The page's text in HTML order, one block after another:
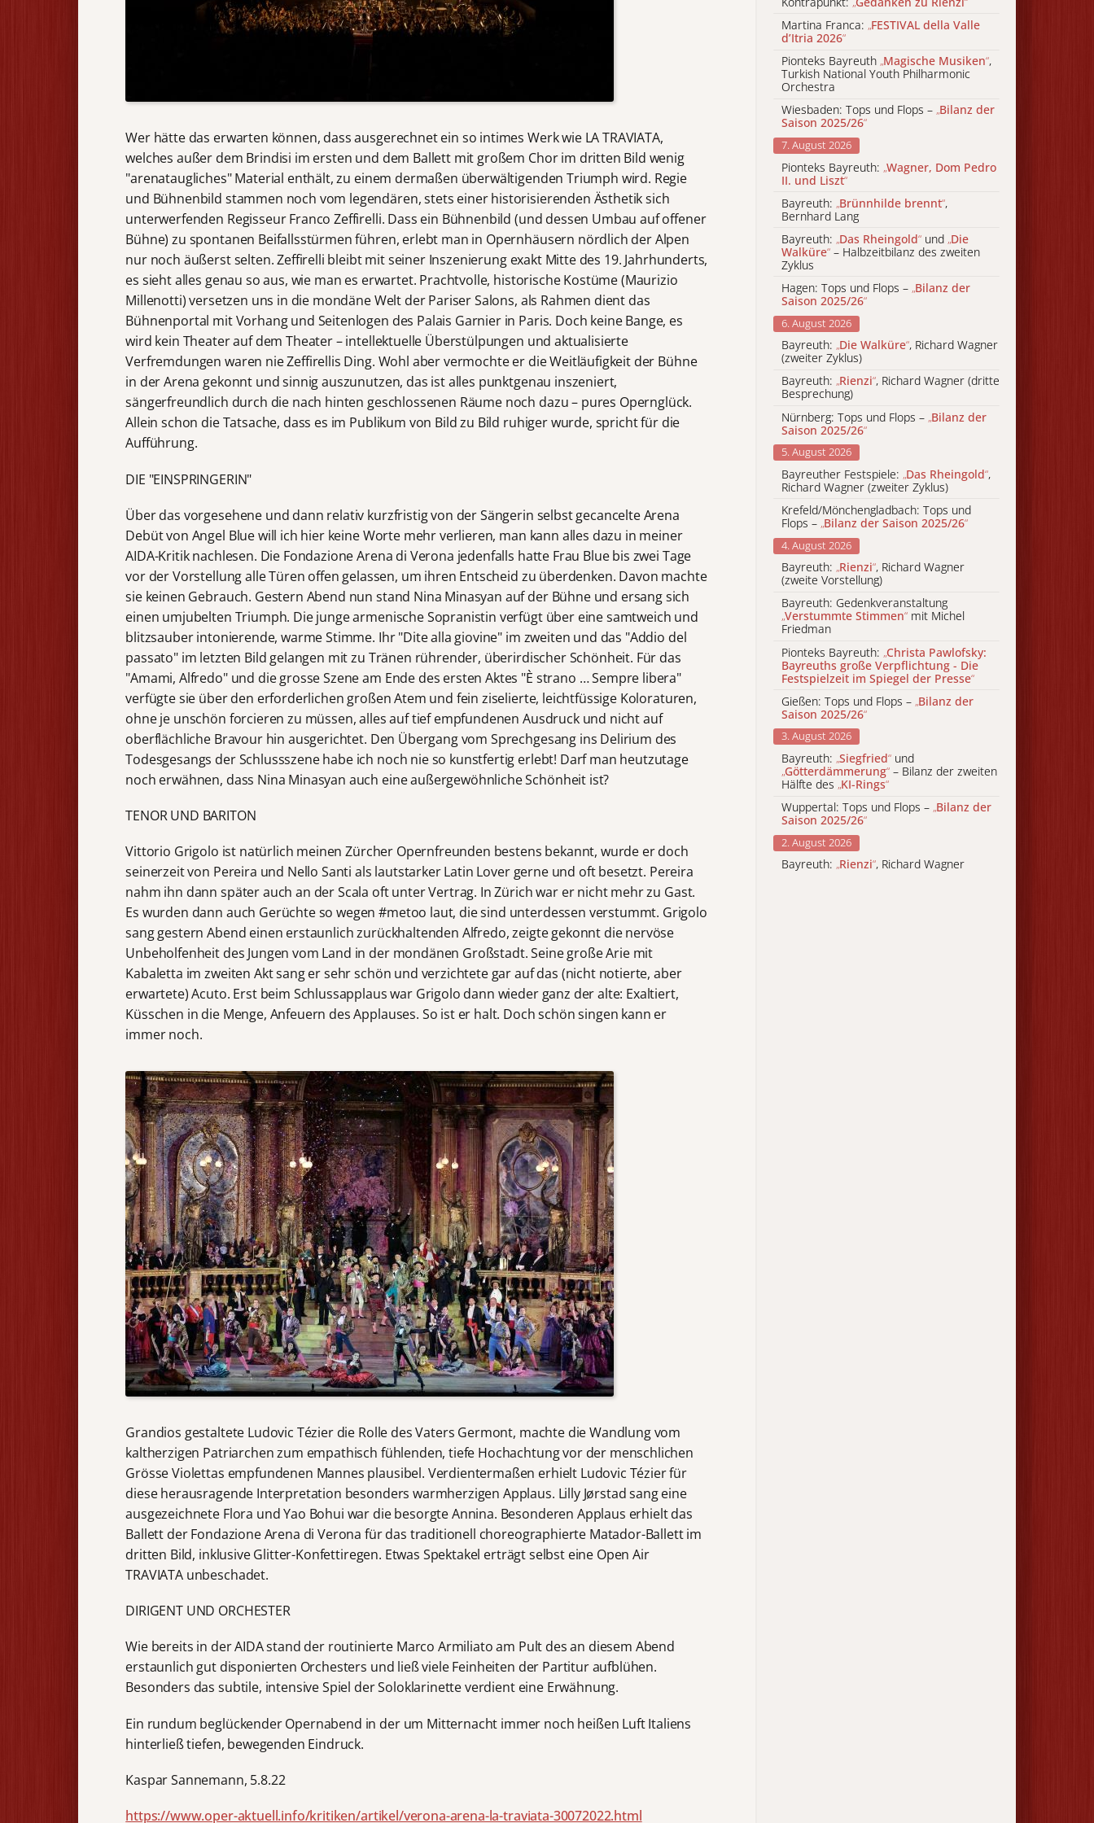
Wer hätte das erwarten können, dass ausgerechnet ein so intimes Werk wie LA TRAVIATA,
welches außer dem Brindisi im ersten und dem Ballett mit großem Chor im dritten Bild wenig
"arenataugliches" Material enthält, zu einem dermaßen überwältigenden Triumph wird. Regie
und Bühnenbild stammen noch vom legendären, stets einer historisierenden Ästhetik sich
unterwerfenden Regisseur Franco Zeffirelli. Dass ein Bühnenbild (und dessen Umbau auf offener
Bühne) zu spontanen Beifallsstürmen führen, erlebt man in Opernhäusern nördlich der Alpen
nur noch äußerst selten. Zeffirelli bleibt mit seiner Inszenierung exakt Mitte des 19. Jahrhunderts,
es sieht alles genau so aus, wie man es erwartet. Prachtvolle, historische Kostüme (Maurizio
Millenotti) versetzen uns in die mondäne Welt der Pariser Salons, als Rahmen dient das
Bühnenportal mit Vorhang und Seitenlogen des Palais Garnier in Paris. Doch keine Bange, es
wird kein Theater auf dem Theater – intellektuelle Überstülpungen und aktualisierte
Verfremdungen waren nie Zeffirellis Ding. Wohl aber vermochte er die Weitläufigkeit der Bühne
in der Arena gekonnt und sinnig auszunutzen, das ist alles punktgenau inszeniert,
sängerfreundlich durch die nach hinten geschlossenen Räume noch dazu – pures Opernglück.
Allein schon die Tatsache, dass es im Publikum von Bild zu Bild ruhiger wurde, spricht für die
Aufführung.
DIE "EINSPRINGERIN"
Über das vorgesehene und dann relativ kurzfristig von der Sängerin selbst gecancelte Arena
Debüt von Angel Blue will ich hier keine Worte mehr verlieren, man kann alles dazu in meiner
AIDA-Kritik nachlesen. Die Fondazione Arena di Verona jedenfalls hatte Frau Blue bis zwei Tage
vor der Vorstellung alle Türen offen gelassen, um ihren Entscheid zu überdenken. Davon machte
sie keinen Gebrauch. Gestern Abend nun stand Nina Minasyan auf der Bühne und ersang sich
einen umjubelten Triumph. Die junge armenische Sopranistin verfügt über eine samtweich und
blitzsauber intonierende, warme Stimme. Ihr "Dite alla giovine" im zweiten und das "Addio del
passato" im letzten Bild gelangen mit zu Tränen rührender, überirdischer Schönheit. Für das
"Amami, Alfredo" und die grosse Szene am Ende des ersten Aktes "È strano … Sempre libera"
verfügte sie über den erforderlichen großen Atem und fein ziselierte, leichtfüssige Koloraturen,
ohne je unschön forcieren zu müssen, alles auf tief empfundenen Ausdruck und nicht auf
oberflächliche Bravour hin ausgerichtet. Den Übergang vom Sprechgesang ins Delirium des
Todesgesangs der Schlussszene habe ich noch nie so kunstfertig erlebt! Darf man heutzutage
noch erwähnen, dass Nina Minasyan auch eine außergewöhnliche Schönheit ist?
TENOR UND BARITON
Vittorio Grigolo ist natürlich meinen Zürcher Opernfreunden bestens bekannt, wurde er doch
seinerzeit von Pereira und Nello Santi als lautstarker Latin Lover gerne und oft besetzt. Pereira
nahm ihn dann später auch an der Scala oft unter Vertrag. In Zürich war er nicht mehr zu Gast.
Es wurden dann auch Gerüchte so wegen #metoo laut, die sind unterdessen verstummt. Grigolo
sang gestern Abend einen erstaunlich zurückhaltenden Alfredo, zeigte gekonnt die nervöse
Unbeholfenheit des Jungen vom Land in der mondänen Großstadt. Seine große Arie mit
Kabaletta im zweiten Akt sang er sehr schön und verzichtete gar auf das (nicht notierte, aber
erwartete) Acuto. Erst beim Schlussapplaus war Grigolo dann wieder ganz der alte: Exaltiert,
Küsschen in die Menge, Anfeuern des Applauses. So ist er halt. Doch schön singen kann er
immer noch.
Grandios gestaltete Ludovic Tézier die Rolle des Vaters Germont, machte die Wandlung vom
kaltherzigen Patriarchen zum empathisch fühlenden, tiefe Hochachtung vor der menschlichen
Grösse Violettas empfundenen Mannes plausibel. Verdientermaßen erhielt Ludovic Tézier für
diese herausragende Interpretation besonders warmherzigen Applaus. Lilly Jørstad sang eine
ausgezeichnete Flora und Yao Bohui war die besorgte Annina. Besonderen Applaus erhielt das
Ballett der Fondazione Arena di Verona für das traditionell choreographierte Matador-Ballett im
dritten Bild, inklusive Glitter-Konfettiregen. Etwas Spektakel erträgt selbst eine Open Air
TRAVIATA unbeschadet.
DIRIGENT UND ORCHESTER
Wie bereits in der AIDA stand der routinierte Marco Armiliato am Pult des an diesem Abend
erstaunlich gut disponierten Orchesters und ließ viele Feinheiten der Partitur aufblühen.
Besonders das subtile, intensive Spiel der Soloklarinette verdient eine Erwähnung.
Ein rundum beglückender Opernabend in der um Mitternacht immer noch heißen Luft Italiens
hinterließ tiefen, bewegenden Eindruck.
Kaspar Sannemann, 5.8.22
https://www.oper-aktuell.info/kritiken/artikel/verona-arena-la-traviata-30072022.html
Martina Franca: „FESTIVAL della Valle
d’Itria 2026“
Pionteks Bayreuth „Magische Musiken“,
Turkish National Youth Philharmonic
Orchestra
Wiesbaden: Tops und Flops – „Bilanz der
Saison 2025/26“
7. August 2026
Pionteks Bayreuth: „Wagner, Dom Pedro
II. und Liszt“
Bayreuth: „Brünnhilde brennt“,
Bernhard Lang
Bayreuth: „Das Rheingold“ und „Die
Walküre“ – Halbzeitbilanz des zweiten
Zyklus
Hagen: Tops und Flops – „Bilanz der
Saison 2025/26“
6. August 2026
Bayreuth: „Die Walküre“, Richard Wagner
(zweiter Zyklus)
Bayreuth: „Rienzi“, Richard Wagner (dritte
Besprechung)
Nürnberg: Tops und Flops – „Bilanz der
Saison 2025/26“
5. August 2026
Bayreuther Festspiele: „Das Rheingold“,
Richard Wagner (zweiter Zyklus)
Krefeld/Mönchengladbach: Tops und
Flops – „Bilanz der Saison 2025/26“
4. August 2026
Bayreuth: „Rienzi“, Richard Wagner
(zweite Vorstellung)
Bayreuth: Gedenkveranstaltung
„Verstummte Stimmen“ mit Michel
Friedman
Pionteks Bayreuth: „Christa Pawlofsky:
Bayreuths große Verpflichtung - Die
Festspielzeit im Spiegel der Presse“
Gießen: Tops und Flops – „Bilanz der
Saison 2025/26“
3. August 2026
Bayreuth: „Siegfried“ und
„Götterdämmerung“ – Bilanz der zweiten
Hälfte des „KI-Rings“
Wuppertal: Tops und Flops – „Bilanz der
Saison 2025/26“
2. August 2026
Bayreuth: „Rienzi“, Richard Wagner